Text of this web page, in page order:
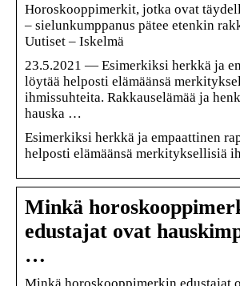
Horoskooppimerkit, jotka ovat
– sielunkumppanus pätee etenkin
Uutiset – Iskelmä
23.5.2021 — Esimerkiksi herkkä ja
löytää helposti elämäänsä
ihmissuhteita. Rakkauselämää ja
hauska …
Esimerkiksi herkkä ja empaattinen
helposti elämäänsä merkityksellisiä
Minkä
edustajat ovat
…
Minkä horoskooppimerkin edustajat